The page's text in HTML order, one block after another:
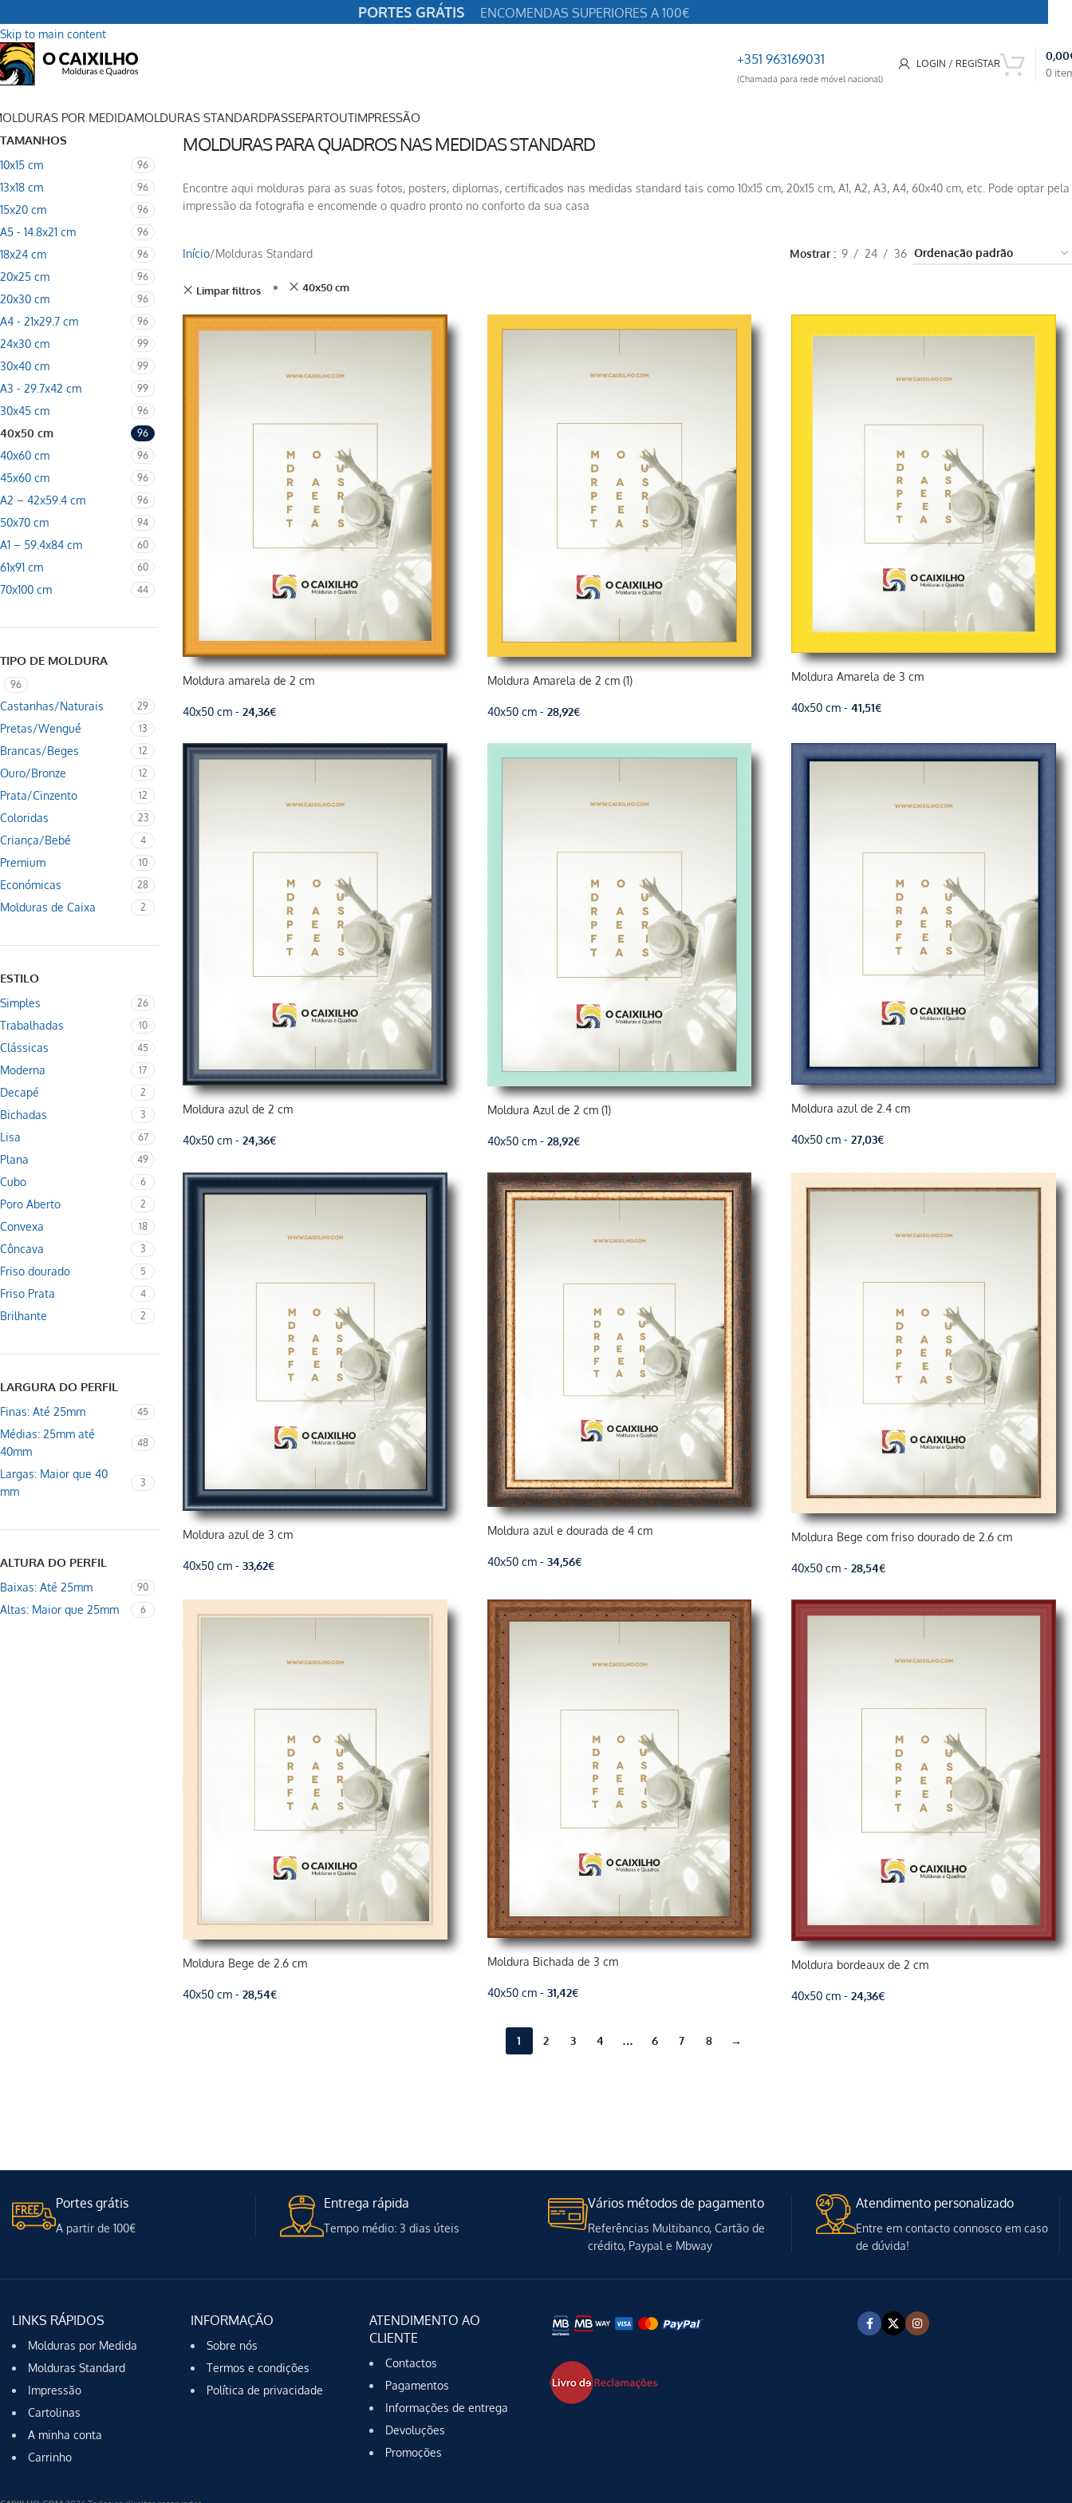
Skip to main content
+351 963169031
(Chamada para rede móvel nacional)
LOGIN / REGISTAR
0
0,00
POR MEDIDAMOLDURAS STANDARDPASSEPARTOUTIMPRESSÃO
TAMANHOS
10x15 cm 96
13x18 cm 96
15x20 cm 96
A5 - 14.8x21 cm 96
18x24 cm 96
20x25 cm 96
20x30 cm 96
A4 - 21x29.7 cm 96
24x30 cm 99
30x40 cm 99
A3 - 29.7x42 cm 99
30x45 cm 96
40x50 cm 96
40x60 cm 96
45x60 cm 96
A2 – 42x59.4 cm 96
50x70 cm 94
A1 – 59.4x84 cm 60
61x91 cm 60
70x100 cm 44
TIPO DE MOLDURA
96
Castanhas/Naturais 29
Pretas/Wengué 13
Brancas/Beges 12
Ouro/Bronze 12
Prata/Cinzento 12
Coloridas 23
Criança/Bebé 4
Premium 10
Económicas 28
Molduras de Caixa 2
ESTILO
Simples 26
Trabalhadas 10
Clássicas 45
Moderna 17
Decapé 2
Bichadas 3
Lisa 67
Plana 49
Cubo 6
Poro Aberto 2
Convexa 18
Côncava 3
Friso dourado 5
Friso Prata 4
Brilhante 2
LARGURA DO PERFIL
Finas: Até 25mm 45
Médias: 25mm até
40mm
48
Largas: Maior que 40
mm
3
ALTURA DO PERFIL
Baixas: Até 25mm 90
Altas: Maior que 25mm 6
MOLDURAS PARA QUADROS NAS MEDIDAS STANDARD
Encontre aqui molduras para as suas fotos, posters, diplomas, certificados nas medidas standard tais como 10x15 cm, 20x15 cm, A1, A2, A3, A4, 60x40 cm, etc. Pode optar pela
impressão da fotografia e encomende o quadro pronto no conforto da sua casa
Início Molduras Standard Mostrar 9 24 36
Limpar filtros 40x50 cm
Moldura amarela de 2 cm
40x50 cm - 24,36€
Moldura Amarela de 2 cm (1)
40x50 cm - 28,92€
Moldura Amarela de 3 cm
40x50 cm -41,51€
Moldura azul de 2 cm
40x50 cm - 24,36€
Moldura Azul de 2 cm (1)
40x50 cm - 28,92€
Moldura azul de 2.4 cm
40x50 cm -27,03€
Moldura azul de 3 cm
40x50 cm - 33,62€
Moldura azul e dourada de 4 cm
40x50 cm - 34,56€
Moldura Bege com friso dourado de 2.6 cm
40x50 cm -28,54€
Moldura Bege de 2.6 cm
40x50 cm - 28,54€
Moldura Bichada de 3 cm
40x50 cm - 31,42€
Moldura bordeaux de 2 cm
40x50 cm -24,36€
1 2 3 4 … 6 7 8 →
Portes grátis
A partir de 100€
Entrega rápida
Tempo médio: 3 dias úteis
Vários métodos de pagamento
Referências Multibanco, Cartão de
crédito, Paypal e Mbway
Atendimento personalizado
Entre em contacto connosco em caso
de dúvida!
LINKS RÁPIDOS
Molduras por Medida
Molduras Standard
Impressão
Cartolinas
A minha conta
Carrinho
INFORMAÇÃO
Sobre nós
Termos e condições
Política de privacidade
ATENDIMENTO AO
CLIENTE
Contactos
Pagamentos
Informações de entrega
Devoluções
Promoções
PORTES GRÁTIS ENCOMENDAS SUPERIORES A 100€